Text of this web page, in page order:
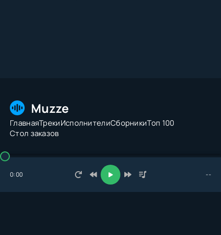
Muzze
ГлавнаяТрекиИсполнителиСборникиТоп 100
Стол заказов
© 2026 Muzze.net. Все права защищены. Администрация:
0:00 --